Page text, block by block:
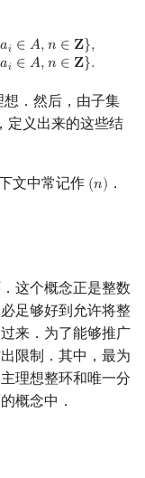
𝑎𝑖 ∈ 𝐴,𝑛 ∈ 𝐙},
𝑎𝑖 ∈ 𝐴,𝑛 ∈ 𝐙}.
={a 1r 1+⋯ +a nrn:
．然后，由子集
定义出来的这些结
文中常记作 (𝑛)
(n) ．
这个概念正是整数
足够好到允许将整
来．为了能够推广
限制．其中，最为
理想整环和唯一分
概念中．